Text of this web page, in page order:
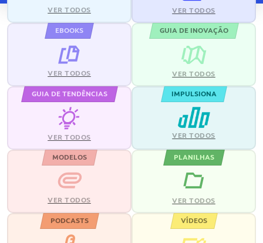
VER TODOS VER TODOS
EBOOKS
VER TODOS
GUIA DE INOVAÇÃO
VER TODOS
GUIA DE TENDÊNCIAS
VER TODOS
IMPULSIONA
VER TODOS
MODELOS
VER TODOS
PLANILHAS
VER TODOS
PODCASTS VÍDEOS